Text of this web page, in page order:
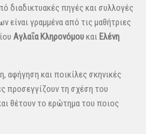
διαδικτυακές πηγές και συλλογές
είναι γραμμένα από τις μαθήτριες
Αγλαΐα Κληρονόμουκαι Ελένη
αφήγηση και ποικίλες σκηνικές
προσεγγίζουν τη σχέση του
θέτουν το ερώτημα του ποιος